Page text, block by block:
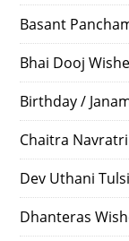
Basant
Bhai Dooj
Birthday /
Chaitra
Dev Uthani
Dhanteras